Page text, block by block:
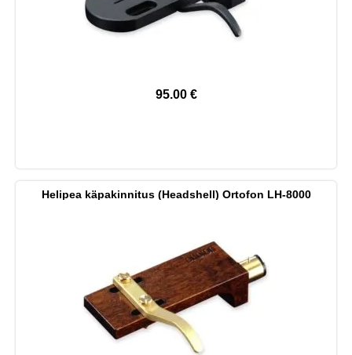
95.00 €
Helipea käpakinnitus (Headshell) Ortofon LH-8000